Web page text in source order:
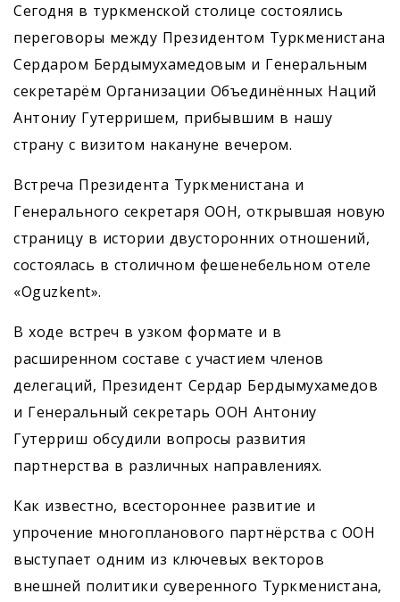
Сегодня в туркменской столице состоялись
переговоры между Президентом Туркменистана
Сердаром Бердымухамедовым и Генеральным
секретарём Организации Объединённых Наций
Антониу Гутерришем, прибывшим в нашу
страну с визитом накануне вечером.
Встреча Президента Туркменистана и
Генерального секретаря ООН, открывшая новую
страницу в истории двусторонних отношений,
состоялась в столичном фешенебельном отеле
«Оguzkent».
В ходе встреч в узком формате и в
расширенном составе с участием членов
делегаций, Президент Сердар Бердымухамедов
и Генеральный секретарь ООН Антониу
Гутерриш обсудили вопросы развития
партнерства в различных направлениях.
Как известно, всестороннее развитие и
упрочение многопланового партнёрства с ООН
выступает одним из ключевых векторов
внешней политики суверенного Туркменистана,